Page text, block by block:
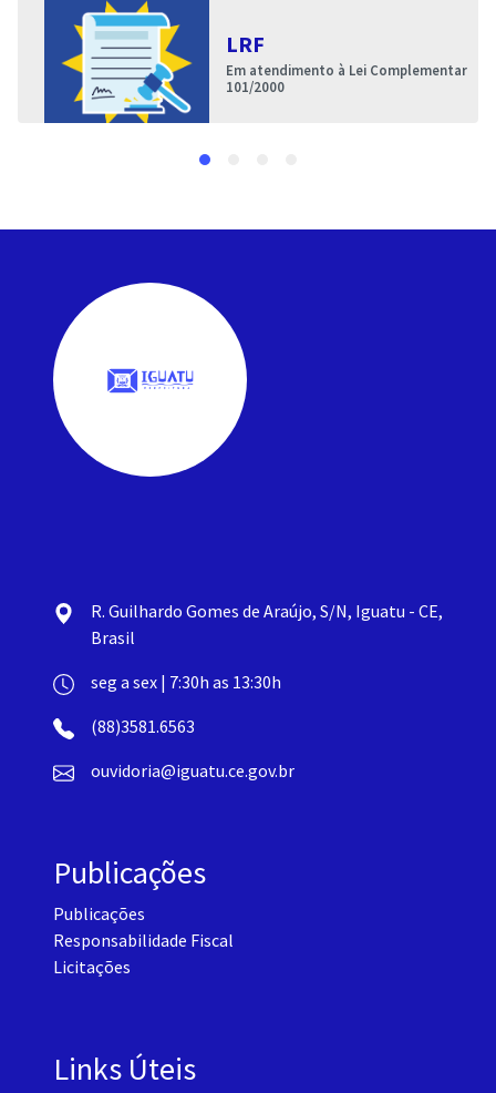
LRF
Em atendimento à Lei Complementar
101/2000
R. Guilhardo Gomes de Araújo, S/N, Iguatu - CE,
Brasil
seg a sex | 7:30h as 13:30h
(88)3581.6563
ouvidoria@iguatu.ce.gov.br
Publicações
Publicações
Responsabilidade Fiscal
Licitações
Links Úteis